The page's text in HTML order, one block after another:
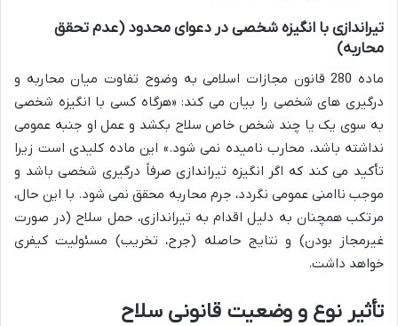
تیراندازی با انگیزه شخصی در دعوای محدود (عدم تحقق
محاربه)
ماده 280 قانون مجازات اسلامی به وضوح تفاوت میان محاربه و
درگیری های شخصی را بیان می کند: «هرگاه کسی با انگیزه شخصی
به سوی یک یا چند شخص خاص سلاح بکشد و عمل او جنبه عمومی
نداشته باشد، محارب نامیده نمی شود.» این ماده کلیدی است زیرا
تأکید می کند که اگر انگیزه تیراندازی صرفاً درگیری شخصی باشد و
موجب ناامنی عمومی نگردد، جرم محاربه محقق نمی شود. با این حال،
مرتکب همچنان به دلیل اقدام به تیراندازی، حمل سلاح (در صورت
غیرمجاز بودن) و نتایج حاصله (جرح، تخریب) مسئولیت کیفری
خواهد داشت.
تأثیر نوع و وضعیت قانونی سلاح